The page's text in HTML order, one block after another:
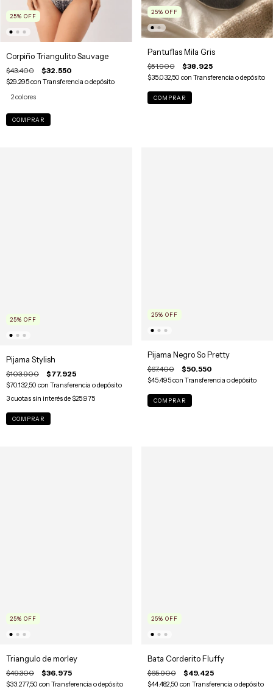
25% OFF
Corpiño Triangulito Sauvage
$43.400 $32.550
$29.295con Transferencia o depósito
2 colores
COMPRAR
25% OFF
Pantuflas Mila Gris
$51.900 $38.925
$35.032,50 con Transferencia o depósito
COMPRAR
25% OFF
Pijama Stylish
$103.900 $77.925
$70.132,50 con Transferencia o depósito
3cuotas sin interés de$25.975
COMPRAR
25% OFF
Pijama Negro So Pretty
$67.400 $50.550
$45.495con Transferencia o depósito
COMPRAR
25% OFF
Triangulo de morley
$49.300 $36.975
$33.277,50 con Transferencia o depósito
25% OFF
Bata Corderito Fluffy
$65.900 $49.425
$44.482,50 con Transferencia o depósito